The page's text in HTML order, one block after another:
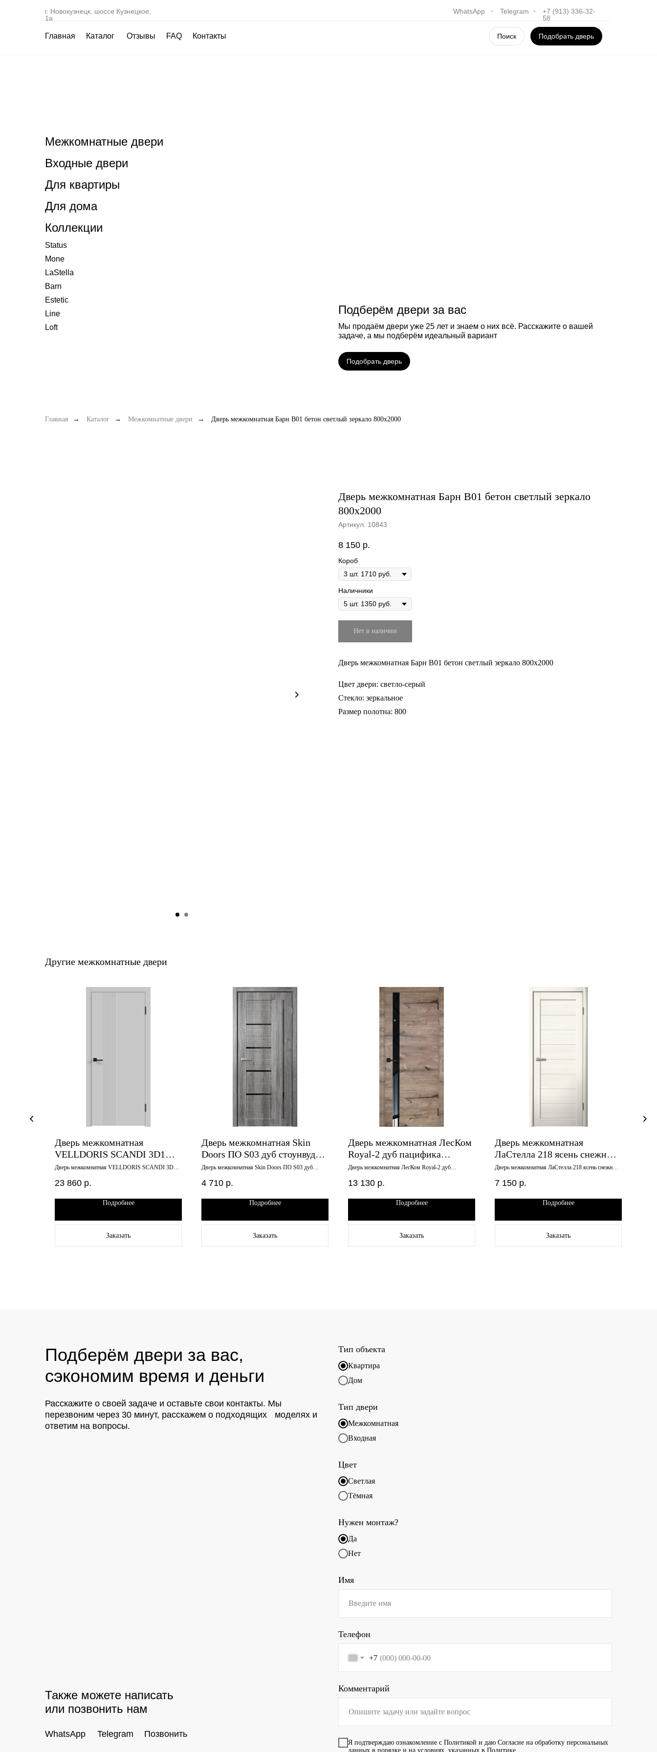
г. Новокузнецк, шоссе Кузнецкое,
1а
WhatsApp • Telegram •
+7 (913) 336-32-
58
Главная Каталог Отзывы FAQ Контакты Поиск Подобрать дверь
Коллекции
Status
Mone
LaStella
Barn
Estetic
Line
Loft
Межкомнатные двери
Входные двери
Подберём двери за вас
Мы продаём двери уже 25 лет и знаем о них всё. Расскажите о вашей
задаче, а мы подберём идеальный вариант
Подобрать дверь
Для квартиры
Для дома
Главная → Каталог → Межкомнатные двери → Дверь межкомнатная Барн B01 бетон светлый зеркало 800х2000
Дверь межкомнатная Барн B01 бетон светлый зеркало
800х2000
Артикул: 10843
8 150 р.
Короб
Наличники
Нет в наличии
Дверь межкомнатная Барн B01 бетон светлый зеркало 800х2000
Цвет двери: светло-серый
Стекло: зеркальное
Размер полотна: 800
Другие межкомнатные двери
Дверь межкомнатная
VELLDORIS SCANDI 3D1
светло-серая эмаль ДГ
800х2000
Дверь межкомнатная VELLDORIS SCANDI 3D1
23 860 р.
Подробнее
Заказать
Дверь межкомнатная Skin
Doors ПО S03 дуб стоунвуд
3D 900х2000 ABС-пластик
черный
Дверь межкомнатная Skin Doors ПО S03 дуб
4 710 р.
Подробнее
Заказать
Дверь межкомнатная ЛесКом
Royal-2 дуб пацифика
900х2000 черное стекло
Дверь межкомнатная ЛесКом Royal-2 дуб
13 130 р.
Подробнее
Заказать
Дверь межкомнатная
ЛаСтелла 218 ясень снежный
700х2000 глухое
Дверь межкомнатная ЛаСтелла 218 ясень снежный
7 150 р.
Подробнее
Заказать
Тип объекта
Квартира
Дом
Тип двери
Межкомнатная
Входная
Цвет
Светлая
Тёмная
Нужен монтаж?
Да
Нет
Имя
Телефон
+7
Комментарий
Я подтверждаю ознакомление с Политикой и даю Согласие на обработку персональных
данных в порядке и на условиях, указанных в Политике
Позвонить
Telegram
WhatsApp
Также можете написать
или позвонить нам
Расскажите о своей задаче и оставьте свои контакты. Мы
перезвоним через 30 минут, расскажем о подходящих моделях и
ответим на вопросы.
Подберём двери за вас,
сэкономим время и деньги